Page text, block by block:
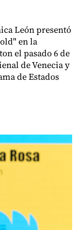
León presentó
en la
el pasado 6 de
de Venecia y
de Estados